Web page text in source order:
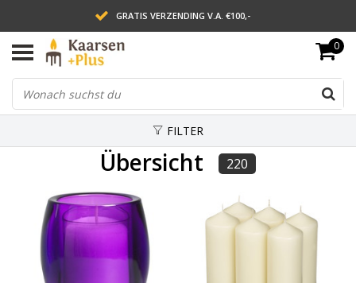
GRATIS VERZENDING V.A. €100,-
LEVERING BINNEN 2 WERKDAGEN
ACHTERAF BETALEN VIA AFTERPAY
0
FILTER
Übersicht 220